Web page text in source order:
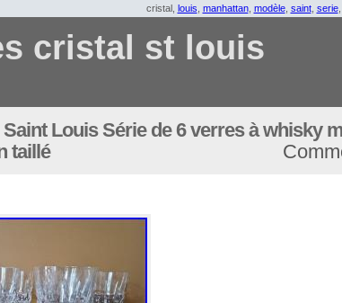
cristal, louis manhattan, modèle, saint, serie,
cristal st louis
Louis Série de 6 verres à whisky
taillé